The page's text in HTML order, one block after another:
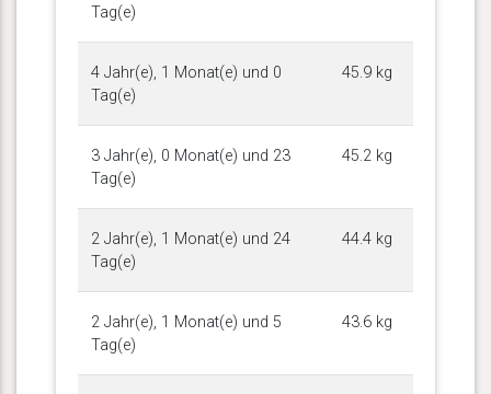
Tag(e)
4 Jahr(e), 1 Monat(e) und 0
Tag(e)
45.9 kg
3 Jahr(e), 0 Monat(e) und 23
Tag(e)
45.2 kg
2 Jahr(e), 1 Monat(e) und 24
Tag(e)
44.4 kg
2 Jahr(e), 1 Monat(e) und 5
Tag(e)
43.6 kg